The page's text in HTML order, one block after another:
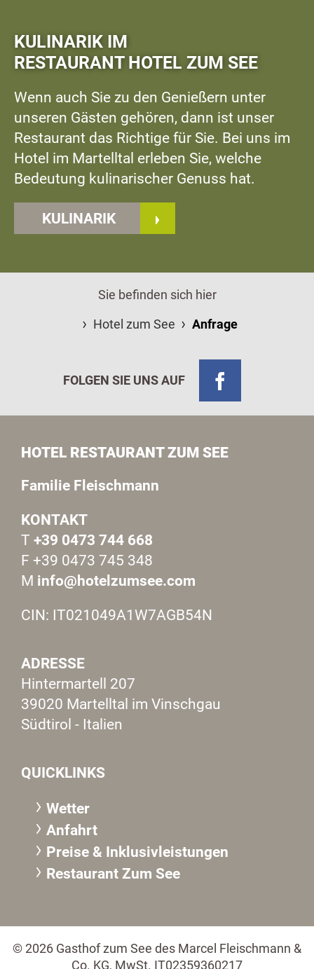
KULINARIK IM
RESTAURANT HOTEL ZUM SEE
Wenn auch Sie zu den Genießern unter
unseren Gästen gehören, dann ist unser
Restaurant das Richtige für Sie. Bei uns im
Hotel im Martelltal erleben Sie, welche
Bedeutung kulinarischer Genuss hat.
KULINARIK
Sie befinden sich hier
Hotel zum See
Anfrage
FOLGEN SIE UNS AUF
HOTEL RESTAURANT ZUM SEE
Familie Fleischmann
KONTAKT
T +39 0473 744 668
F +39 0473 745 348
M info@hotelzumsee.com
CIN: IT021049A1W7AGB54N
ADRESSE
Hintermartell 207
39020 Martelltal im Vinschgau
Südtirol - Italien
QUICKLINKS
Wetter
Anfahrt
Preise & Inklusivleistungen
Restaurant Zum See
© 2026 Gasthof zum See des Marcel Fleischmann &
Co. KG, MwSt. IT02359360217